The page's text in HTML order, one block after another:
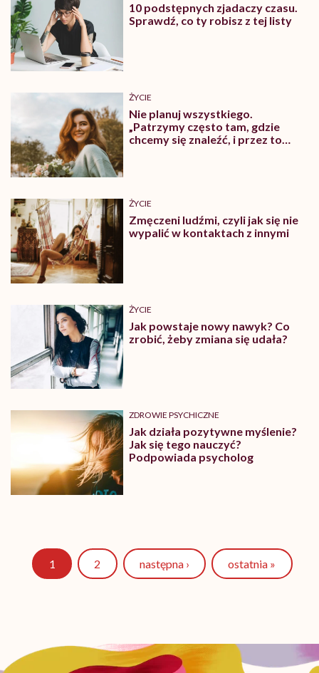
10 podstępnych zjadaczy czasu.
Sprawdź, co ty robisz z tej listy
ŻYCIE
Nie planuj wszystkiego.
„Patrzymy często tam, gdzie
chcemy się znaleźć, i przez to
ŻYCIE
Zmęczeni ludźmi, czyli jak się nie
wypalić w kontaktach z innymi
ŻYCIE
Jak powstaje nowy nawyk? Co
zrobić, żeby zmiana się udała?
ZDROWIE PSYCHICZNE
Jak działa pozytywne myślenie?
Jak się tego nauczyć?
Podpowiada psycholog
1 Strona
2 następna › ostatnia »